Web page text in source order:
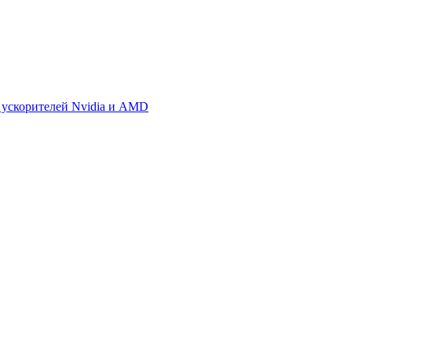
ускорителей Nvidia и AMD